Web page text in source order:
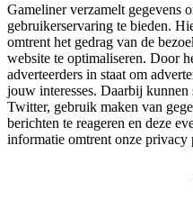
Gameliner verzamelt gegevens
gebruikerservaring te bieden.
omtrent het gedrag van de
website te optimaliseren. Door
adverteerders in staat om
jouw interesses. Daarbij
Twitter, gebruik maken van
berichten te reageren en deze
informatie omtrent onze